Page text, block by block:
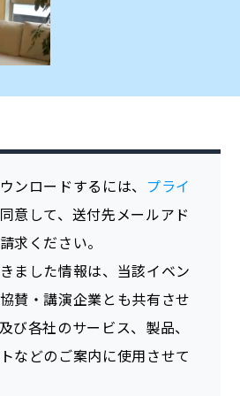
ンロードするには、 プライ
意して、送付先メールアド
求ください。
ました情報は、当該イベン
賛・講演企業とも共有させ
び各社のサービス、製品、
などのご案内に使用させて